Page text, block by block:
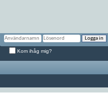
Kom ihåg mig?